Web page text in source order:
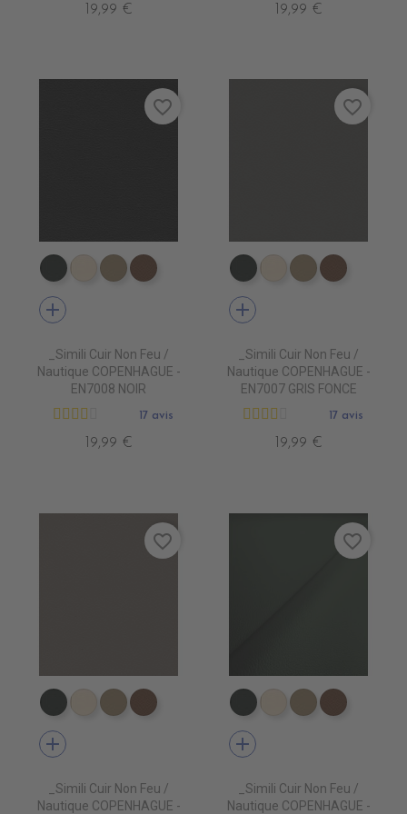
19,99 € 19,99 €
EN7005 VERT ANGLAIS
EN7001 CREME
EN7002 BEIGE
EN7003 BRUN
add
_Simili Cuir Non Feu /
Nautique COPENHAGUE -
EN7008 NOIR
17 avis
19,99 €
favorite_border
EN7005 VERT ANGLAIS
EN7001 CREME
EN7002 BEIGE
EN7003
add
_Simili Cuir Non Feu /
Nautique COPENHAGUE -
EN7007 GRIS FONCE
17 avis
19,99 €
favorite_border
EN7005 VERT ANGLAIS
EN7001 CREME
EN7002 BEIGE
EN7003 BRUN
add
_Simili Cuir Non Feu /
Nautique COPENHAGUE -
favorite_border
EN7005 VERT ANGLAIS
EN7001 CREME
EN7002 BEIGE
EN7003
add
_Simili Cuir Non Feu /
Nautique COPENHAGUE -
favorite_border